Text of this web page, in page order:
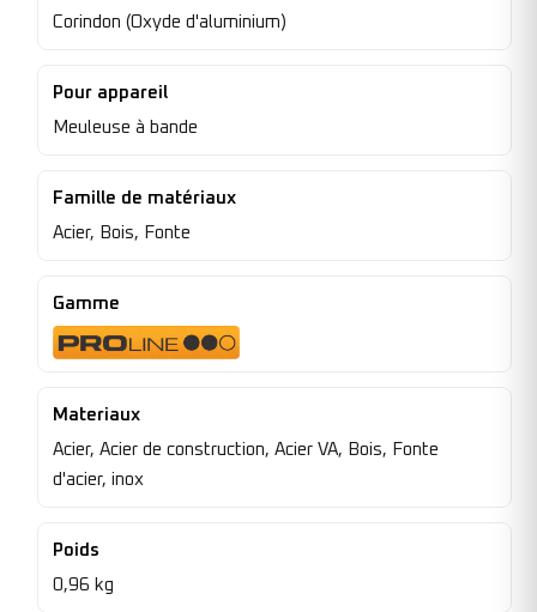
Corindon (Oxyde d'aluminium)
Pour appareil
Meuleuse à bande
Famille de matériaux
Acier, Bois, Fonte
Gamme
Materiaux
Acier, Acier de construction, Acier VA, Bois, Fonte
d'acier, inox
Poids
0,96 kg